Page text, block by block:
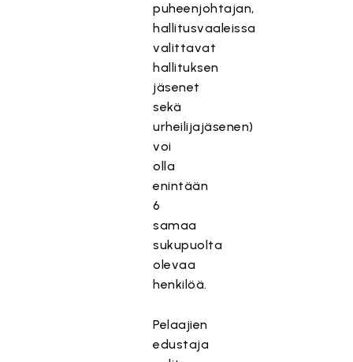
puheenjohtajan,
hallitusvaaleissa
valittavat
hallituksen
jäsenet
sekä
urheilijajäsenen)
voi
olla
enintään
6
samaa
sukupuolta
olevaa
henkilöä.
Pelaajien
edustaja